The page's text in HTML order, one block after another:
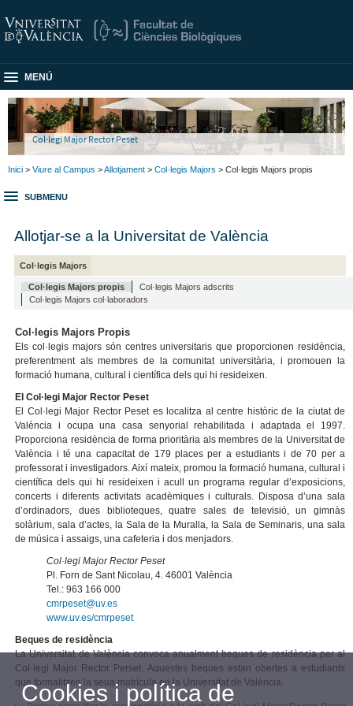
MENÚ
Col·legi Major Rector Peset
Inici > Viure al Campus >Allotjament > Col·legis Majors > Col·legis Majors propis
SUBMENU
Allotjar-se a la Universitat de València
Col·legis Majors
Col·legis Majors propis
Col·legis Majors adscrits
Col·legis Majors col·laboradors
Col·legis Majors Propis
Els col·legis majors són centres universitaris que proporcionen residència,
preferentment als membres de la comunitat universitària, i promouen la
formació humana, cultural i científica dels qui hi resideixen.
El Col·legi Major Rector Peset
El Col·legi Major Rector Peset es localitza al centre històric de la ciutat de
València i ocupa una casa senyorial rehabilitada i adaptada el 1997.
Proporciona residència de forma prioritària als membres de la Universitat de
València i té una capacitat de 179 places per a estudiants i de 70 per a
professorat i investigadors. Així mateix, promou la formació humana, cultural i
científica dels qui hi resideixen i acull un programa regular d’exposicions,
concerts i diferents activitats acadèmiques i culturals. Disposa d’una sala
d’ordinadors, dues biblioteques, quatre sales de televisió, un gimnàs
solàrium, sala d’actes, la Sala de la Muralla, la Sala de Seminaris, una sala
de música i assaigs, una cafeteria i dos menjadors.
Col·legi Major Rector Peset
Pl. Forn de Sant Nicolau, 4. 46001 València
Tel.: 963 166 000
cmrpeset@uv.es
www.uv.es/cmrpeset
Beques de residència
La Universitat de València convoca anualment beques de residència per al
Col·legi Major Rector Perset. Aquestes beques estan obertes a estudiants
que formalitzen la seua matrícula en la Universitat de València.
Cookies i política de